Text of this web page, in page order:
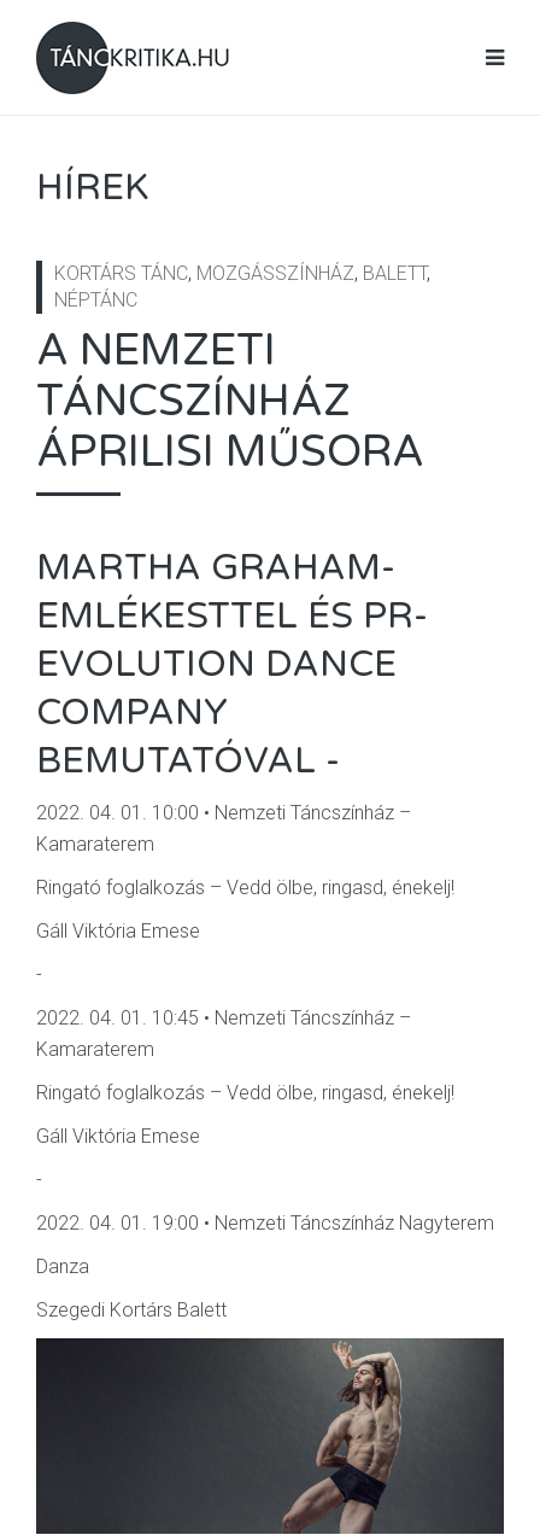
HÍREK
KORTÁRS TÁNC, MOZGÁSSZÍNHÁZ, BALETT,
NÉPTÁNC
A NEMZETI
TÁNCSZÍNHÁZ
ÁPRILISI MŰSORA
MARTHA GRAHAM-
EMLÉKESTTEL ÉS PR-
EVOLUTION DANCE
COMPANY
BEMUTATÓVAL -
2022. 04. 01. 10:00 • Nemzeti Táncszínház –
Kamaraterem
Ringató foglalkozás – Vedd ölbe, ringasd, énekelj!
Gáll Viktória Emese
-
2022. 04. 01. 10:45 • Nemzeti Táncszínház –
Kamaraterem
Ringató foglalkozás – Vedd ölbe, ringasd, énekelj!
Gáll Viktória Emese
-
2022. 04. 01. 19:00 • Nemzeti Táncszínház Nagyterem
Danza
Szegedi Kortárs Balett